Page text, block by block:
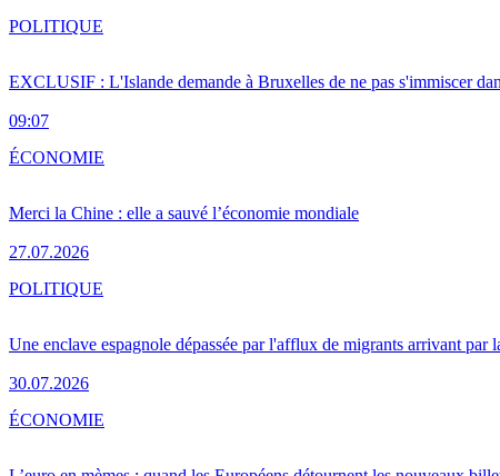
EXCLUSIF : L'Islande demande à Bruxelles de ne pas s'immiscer
09:07
POLITIQUE
Merci la Chine : elle a sauvé l’économie mondiale
27.07.2026
ÉCONOMIE
Une enclave espagnole dépassée par l'afflux de migrants arrivant par
30.07.2026
POLITIQUE
ÉCONOMIE